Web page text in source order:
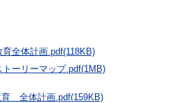
全体計画.pdf(118KB)
ーリーマップ.pdf(1MB)
育 全体計画.pdf(159KB)